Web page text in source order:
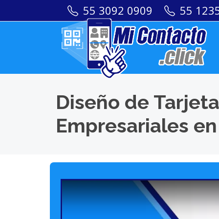
55 3092 0909 55
Diseño de
Empresariales